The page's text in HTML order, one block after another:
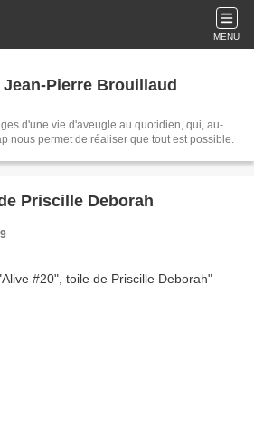
MENU
Pierre Brouillaud
d'une vie d'aveugle au quotidien, qui, au-
nous permet de réaliser que tout est possible.
Priscille Deborah